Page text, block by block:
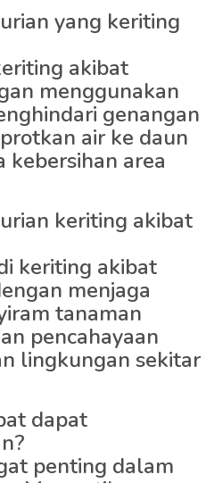
yang keriting
akibat
menggunakan
genangan
air ke daun
kebersihan area
keriting akibat
keriting akibat
menjaga
tanaman
pencahayaan
lingkungan sekitar
dapat
penting dalam